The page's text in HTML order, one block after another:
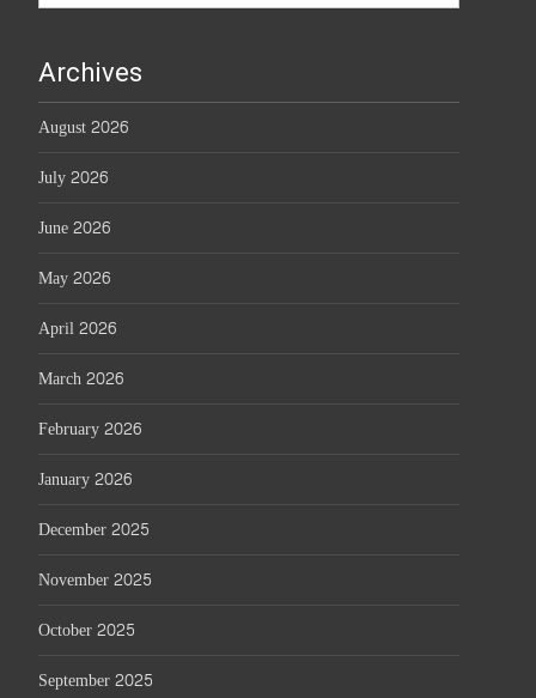
Archives
August 2026
July 2026
June 2026
May 2026
April 2026
March 2026
February 2026
January 2026
December 2025
November 2025
October 2025
September 2025